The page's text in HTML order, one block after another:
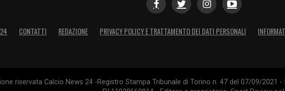
CONTATTI REDAZIONE PRIVACY POLICY E TRATTAMENTO DEI DATI PERSONALI
riservata Calcio News 24 -Registro Stampa Tribunale di Torino n. 47 del 07/09/2021